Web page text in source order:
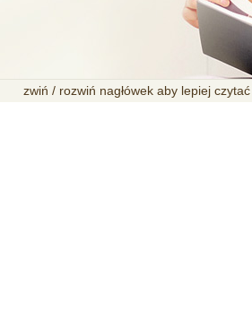
zwiń / rozwiń nagłówek aby lepiej